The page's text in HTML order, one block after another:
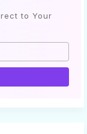
to Your